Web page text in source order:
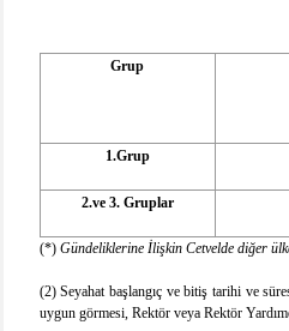
Grup
1.Grup
2.ve 3. Gruplar
(*) Gündeliklerine İlişkin Cetvelde diğer
(2) Seyahat başlangıç ve bitiş tarihi ve
uygun görmesi, Rektör veya Rektör